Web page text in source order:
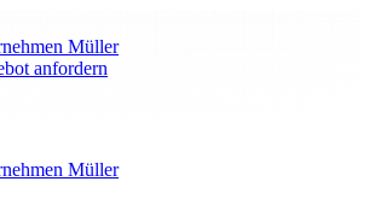
Müller
anfordern
Müller